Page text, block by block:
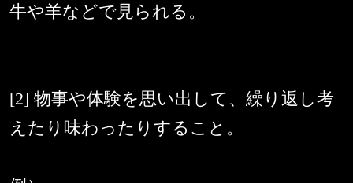
牛や羊などで見られる。
[2] 物事や体験を思い出して、繰り返し考
えたり味わったりすること。